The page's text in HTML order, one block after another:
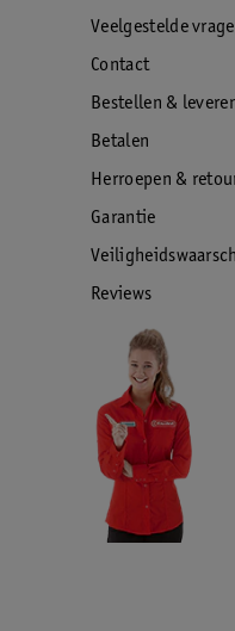
Veelgestelde
Contact
Bestellen &
Betalen
Herroepen &
Garantie
Reviews